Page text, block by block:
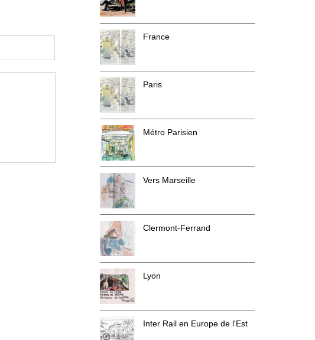
France
Paris
Métro Parisien
Vers Marseille
Clermont-Ferrand
Lyon
Inter Rail en Europe de l'Est